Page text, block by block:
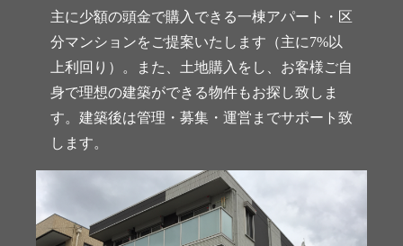
主に少額の頭金で購入できる一棟アパート・区
分マンションをご提案いたします（主に7%以
上利回り）。また、土地購入をし、お客様ご自
身で理想の建築ができる物件もお探し致しま
す。建築後は管理・募集・運営までサポート致
します。